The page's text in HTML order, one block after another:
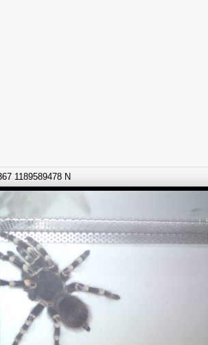
1189589478 N